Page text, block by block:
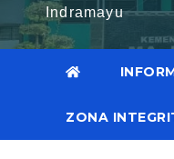
Indramayu
ZONA